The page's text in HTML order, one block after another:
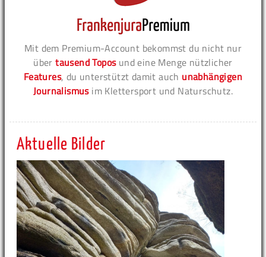
Mit dem Premium-Account bekommst du nicht nur
übertausend Toposund eine Menge nützlicher
Features, du unterstützt damit auch unabhängigen
Journalismusim Klettersport und Naturschutz.
Aktuelle Bilder